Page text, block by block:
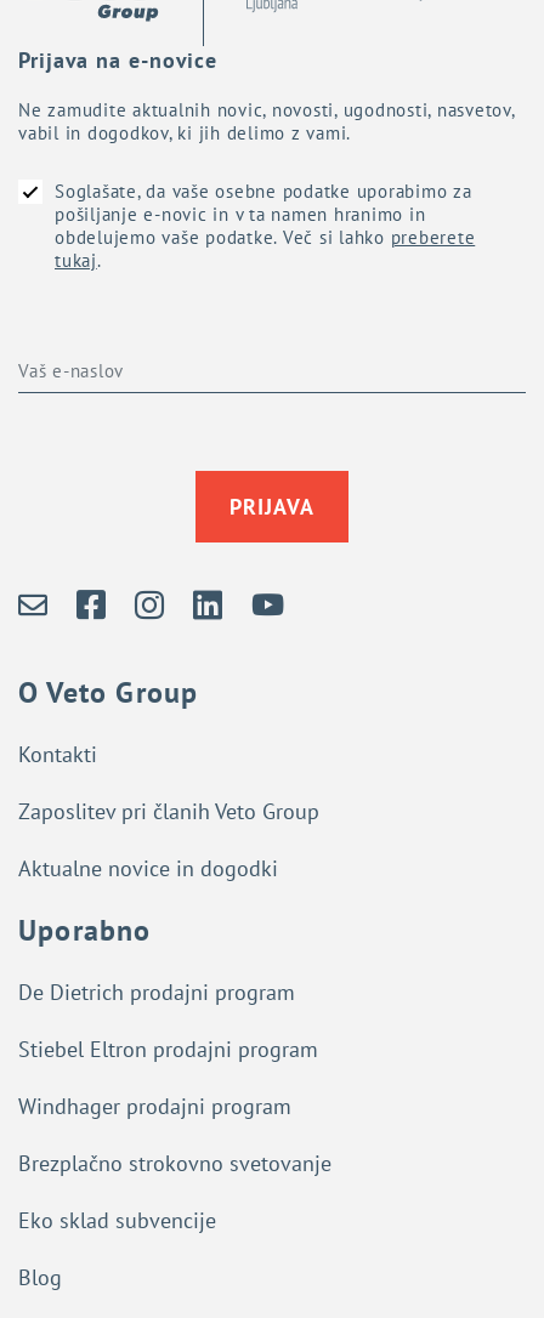
Prijava na e-novice
Ne zamudite aktualnih novic, novosti, ugodnosti, nasvetov,
vabil in dogodkov, ki jih delimo z vami.
Soglašate, da vaše osebne podatke uporabimo za
pošiljanje e-novic in v ta namen hranimo in
obdelujemo vaše podatke. Več si lahko preberete
tukaj.
PRIJAVA
O Veto Group
Kontakti
Zaposlitev pri članih Veto Group
Aktualne novice in dogodki
Uporabno
De Dietrich prodajni program
Stiebel Eltron prodajni program
Windhager prodajni program
Brezplačno strokovno svetovanje
Eko sklad subvencije
Blog